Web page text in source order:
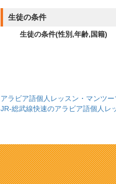
生徒の条件
生徒の条件(性別,年齢,国籍)
アラビア語個人レッスン・マンツ
JR-総武線快速のアラビア語個人レ